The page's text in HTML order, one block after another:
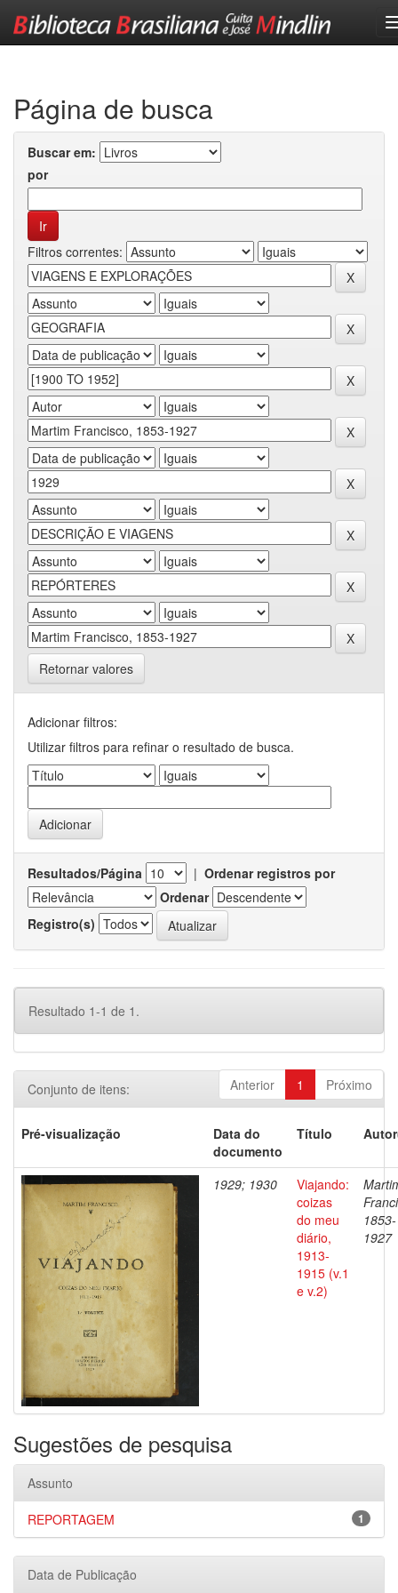
Página de busca
Buscar em:
por
Filtros correntes:
Retornar valores
Adicionar filtros:
Utilizar filtros para refinar o resultado de busca.
Resultados/Página | Ordenar registros por
Ordenar
Registro(s)
Resultado 1-1 de 1.
Anterior 1 Próximo
Conjunto de itens:
Pré-visualização
Data do
documento
Título
1929; 1930
Viajando:
coizas
do meu
diário,
1913-
1915 (v.1
e v.2)
1853-
1927
Sugestões de pesquisa
Assunto
1
REPORTAGEM
Data de Publicação